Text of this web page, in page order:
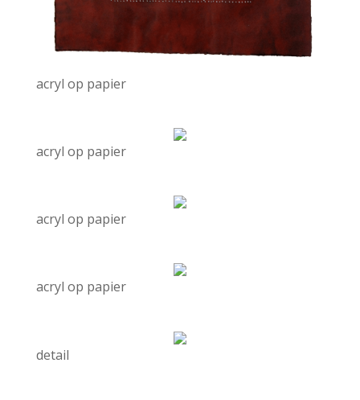
acryl op papier
acryl op papier
acryl op papier
acryl op papier
detail